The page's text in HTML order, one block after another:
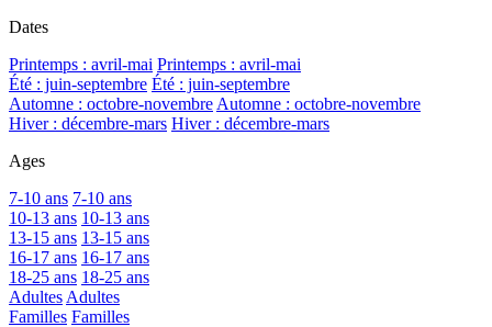
Dates
Printemps : avril-mai Printemps : avril-mai
Été : juin-septembre Été : juin-septembre
Automne : octobre-novembre Automne : octobre-novembre
Hiver : décembre-mars Hiver : décembre-mars
Ages
7-10 ans 7-10 ans
10-13 ans 10-13 ans
13-15 ans 13-15 ans
16-17 ans 16-17 ans
18-25 ans 18-25 ans
Adultes Adultes
Familles Familles